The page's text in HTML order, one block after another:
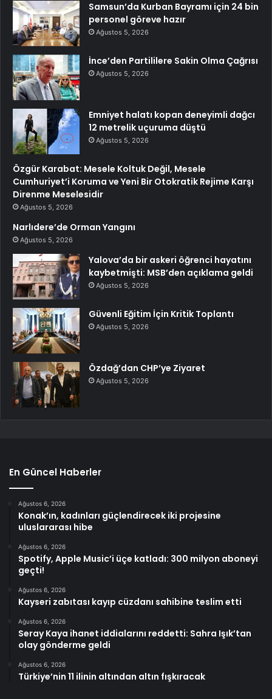
Samsun’da Kurban Bayramı için 24 bin
personel göreve hazır
Ağustos 5, 2026
İnce’den Partililere Sakin Olma Çağrısı
Ağustos 5, 2026
Emniyet halatı kopan deneyimli dağcı
12 metrelik uçuruma düştü
Ağustos 5, 2026
Özgür Karabat: Mesele Koltuk Değil, Mesele
Cumhuriyet’i Koruma ve Yeni Bir Otokratik Rejime Karşı
Direnme Meselesidir
Ağustos 5, 2026
Narlıdere’de Orman Yangını
Ağustos 5, 2026
Yalova’da bir askeri öğrenci hayatını
kaybetmişti: MSB’den açıklama geldi
Ağustos 5, 2026
Güvenli Eğitim İçin Kritik Toplantı
Ağustos 5, 2026
Özdağ’dan CHP’ye Ziyaret
Ağustos 5, 2026
En Güncel Haberler
Ağustos 6, 2026
Konak’ın, kadınları güçlendirecek iki projesine
uluslararası hibe
Ağustos 6, 2026
Spotify, Apple Music’i üçe katladı: 300 milyon aboneyi
geçti!
Ağustos 6, 2026
Kayseri zabıtası kayıp cüzdanı sahibine teslim etti
Ağustos 6, 2026
Seray Kaya ihanet iddialarını reddetti: Sahra Işık’tan
olay gönderme geldi
Ağustos 6, 2026
Türkiye’nin 11 ilinin altından altın fışkıracak